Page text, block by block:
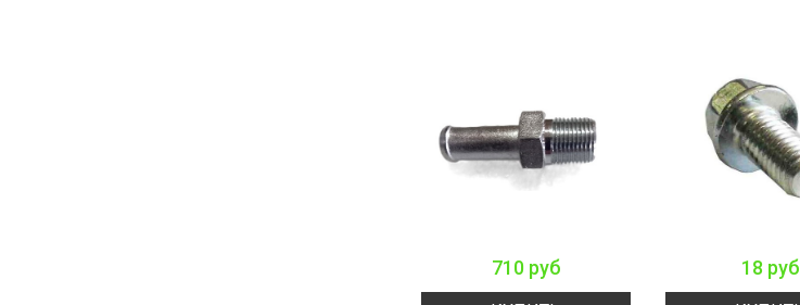
710 руб 18 руб